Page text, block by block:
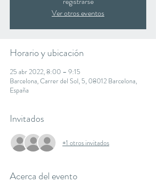
Ver otros eventos
Horario y ubicación
25 abr 2022, 8:00 – 9:15
Barcelona, Carrer del Sol, 5, 08012 Barcelona,
España
Invitados
+1 otros invitados
Acerca del evento